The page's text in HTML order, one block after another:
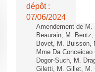
dépôt :
07/06/2024
Amendement de
Beaurain, M.
Bovet, M. Buisson,
Mme Da
Dogor-Such, M.
Giletti, M. Gillet, M.